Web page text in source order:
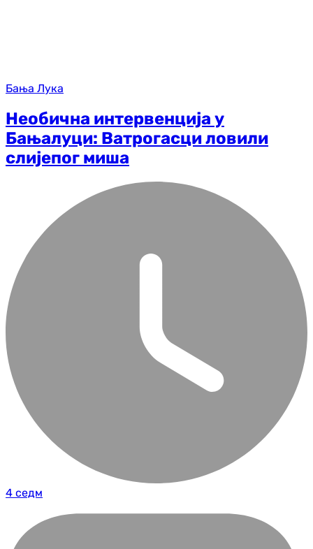
Бања Лука
Необична интервенција у
Бањалуци: Ватрогасци ловили
слијепог миша
4 седм